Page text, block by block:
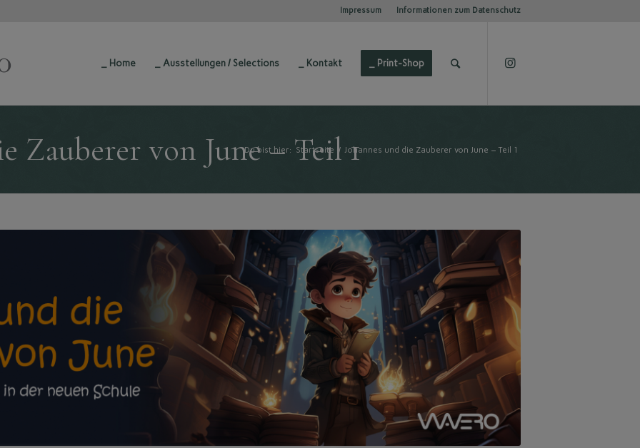
Impressum Informationen zum Datenschutz
_ Home _ Ausstellungen / Selections _ Kontakt _ Print-Shop
Zauberer von June – Teil 1
Du bist hier: Startseite / Johannes und die Zauberer von June – Teil 1